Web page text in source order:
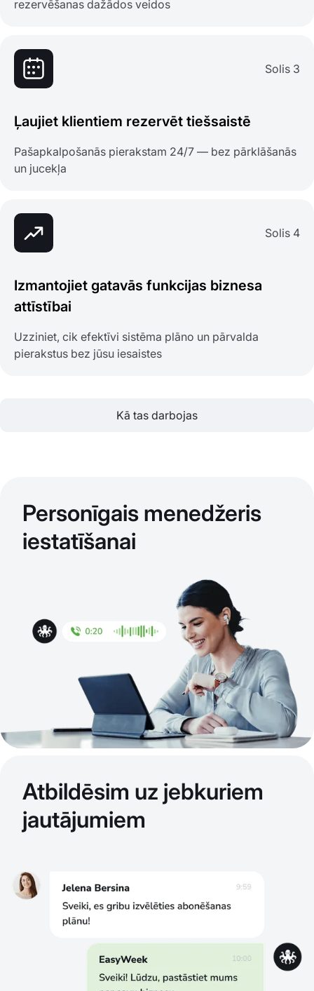
rezervēšanas dažādos veidos
Solis 3
Ļaujiet klientiem rezervēt tiešsaistē
Pašapkalpošanās pierakstam 24/7 — bez pārklāšanās
un jucekļa
Solis 4
Izmantojiet gatavās funkcijas biznesa
attīstībai
Uzziniet, cik efektīvi sistēma plāno un pārvalda
pierakstus bez jūsu iesaistes
Kā tas darbojas
Personīgais menedžeris
iestatīšanai
Atbildēsim uz jebkuriem
jautājumiem